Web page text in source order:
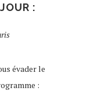
:
évader le
: